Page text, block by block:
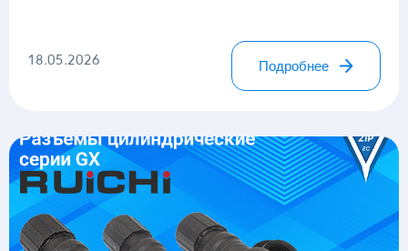
18.05.2026 Подробнее